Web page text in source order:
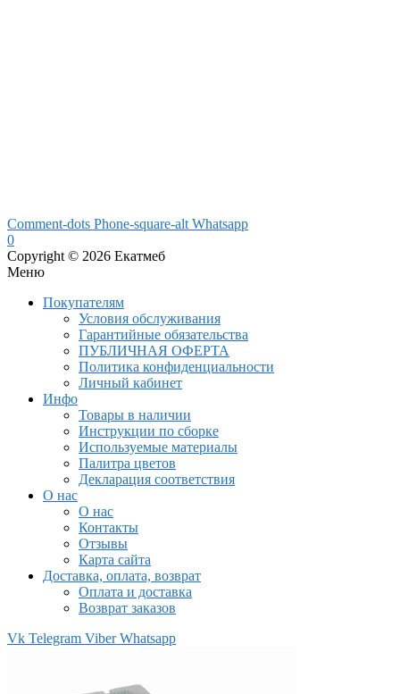
Comment-dots Phone-square-alt Whatsapp
0
Copyright © 2026 Екатмеб
Меню
Покупателям
Условия обслуживания
Гарантийные обязательства
ПУБЛИЧНАЯ ОФЕРТА
Политика конфиденциальности
Личный кабинет
Инфо
Товары в наличии
Инструкции по сборке
Используемые материалы
Палитра цветов
Декларация соответствия
О нас
О нас
Контакты
Отзывы
Карта сайта
Доставка, оплата, возврат
Оплата и доставка
Возврат заказов
Vk Telegram Viber Whatsapp